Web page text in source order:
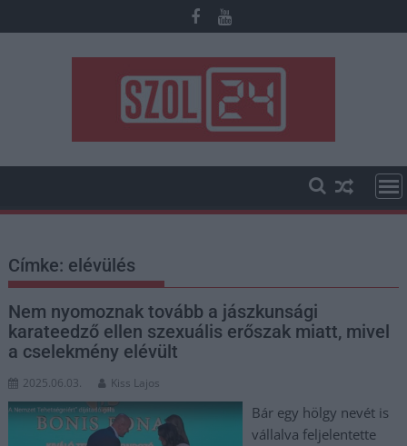
to
Címke: elévülés
Nem nyomoznak tovább a jászkunsági
karateedző ellen szexuális erőszak miatt, mivel
a cselekmény elévült
2025.06.03. Kiss Lajos
Bár egy hölgy nevét is
vállalva feljelentette